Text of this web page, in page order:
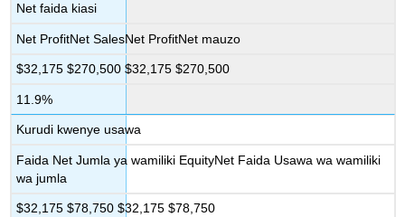
Net faida kiasi
Net ProfitNet SalesNet ProfitNet mauzo
$32,175 $270,500 $32,175 $270,500
11.9%
Kurudi kwenye usawa
Faida Net Jumla ya wamiliki EquityNet Faida Usawa wa wamiliki
wa jumla
$32,175 $78,750 $32,175 $78,750